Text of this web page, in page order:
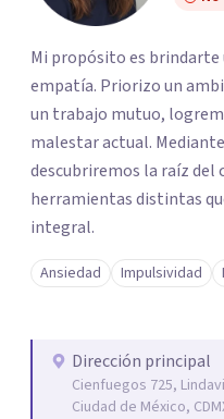
Mi propósito es brindarte
empatía. Priorizo un
un trabajo mutuo,
malestar actual.
descubriremos la raíz
herramientas distintas
integral.
Ansiedad Impulsividad
Dirección principal
Cienfuegos 725,
Ciudad de México,